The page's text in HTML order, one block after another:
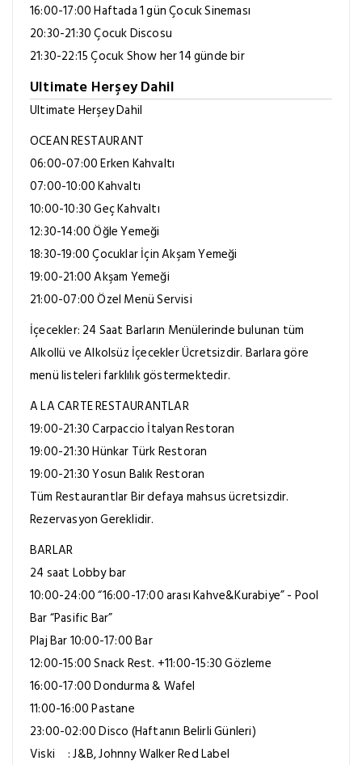
16:00-17:00 Haftada 1 gün Çocuk Sineması
20:30-21:30 Çocuk Discosu
21:30-22:15 Çocuk Show her 14 günde bir
Ultimate Herşey Dahil
Ultimate Herşey Dahil
OCEAN RESTAURANT
06:00-07:00 Erken Kahvaltı
07:00-10:00 Kahvaltı
10:00-10:30 Geç Kahvaltı
12:30-14:00 Öğle Yemeği
18:30-19:00 Çocuklar İçin Akşam Yemeği
19:00-21:00 Akşam Yemeği
21:00-07:00 Özel Menü Servisi
İçecekler: 24 Saat Barların Menülerinde bulunan tüm
Alkollü ve Alkolsüz İçecekler Ücretsizdir. Barlara göre
menü listeleri farklılık göstermektedir.
A LA CARTE RESTAURANTLAR
19:00-21:30 Carpaccio İtalyan Restoran
19:00-21:30 Hünkar Türk Restoran
19:00-21:30 Yosun Balık Restoran
Tüm Restaurantlar Bir defaya mahsus ücretsizdir.
Rezervasyon Gereklidir.
BARLAR
24 saat Lobby bar
10:00-24:00 “16:00-17:00 arası Kahve&Kurabiye” - Pool
Bar “Pasific Bar”
Plaj Bar 10:00-17:00 Bar
12:00-15:00 Snack Rest. +11:00-15:30 Gözleme
16:00-17:00 Dondurma & Wafel
11:00-16:00 Pastane
23:00-02:00 Disco (Haftanın Belirli Günleri)
Viski : J&B, Johnny Walker Red Label